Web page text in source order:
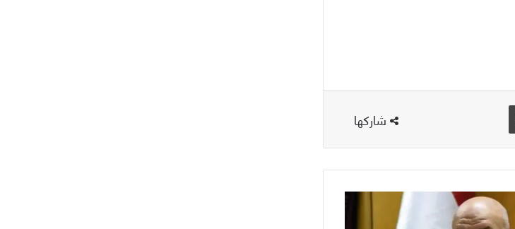
شاركها
طباعة